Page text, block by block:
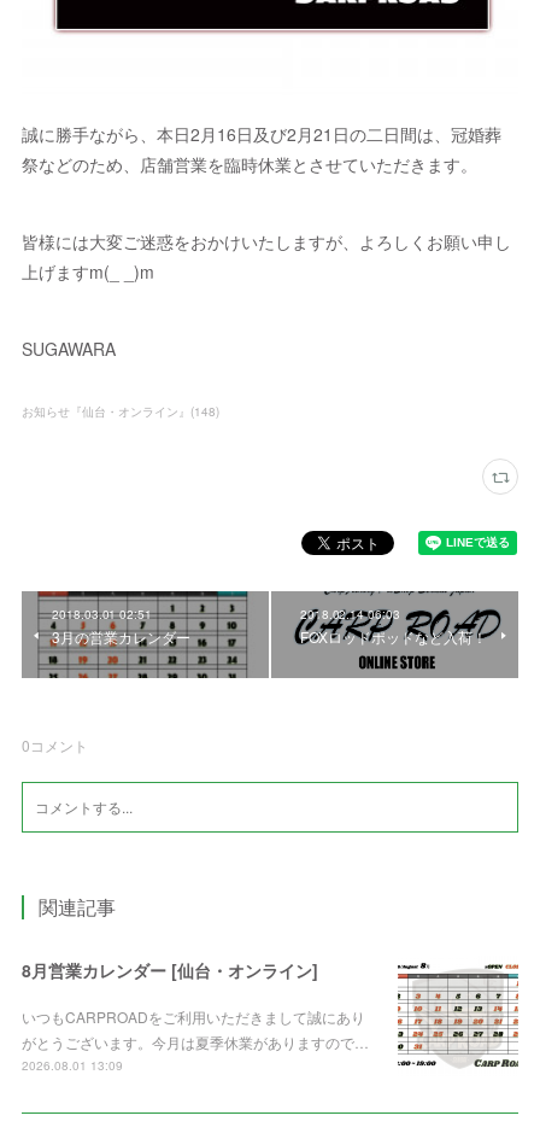
誠に勝手ながら、本日2月16日及び2月21日の二日間は、冠婚葬
祭などのため、店舗営業を臨時休業とさせていただきます。
皆様には大変ご迷惑をおかけいたしますが、よろしくお願い申し
上げますm(_ _)m
SUGAWARA
お知らせ『仙台・オンライン』 (148)
2018.03.01 02:51
3月の営業カレンダー
2018.02.14 06:03
FOXロッドポッドなど入荷！
0コメント
関連記事
8月営業カレンダー [仙台・オンライン]
いつもCARPROADをご利用いただきまして誠にあり
がとうございます。今月は夏季休業がありますので…
2026.08.01 13:09